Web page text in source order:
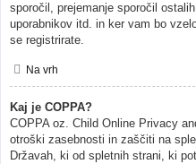
sporočil, prejemanje sporočil
uporabnikov itd. in ker vam bo
se registrirate.
Na vrh
Kaj je COPPA?
COPPA oz. Child Online Privacy
otroški zasebnosti in zaščiti na
Državah, ki od spletnih strani, ki